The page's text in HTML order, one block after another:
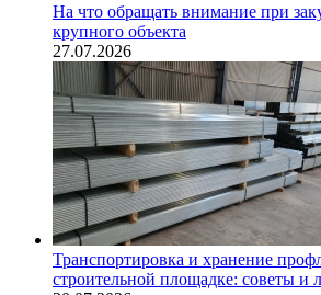
На что обращать внимание при
крупного объекта
27.07.2026
Транспортировка и хранение
строительной площадке: советы и